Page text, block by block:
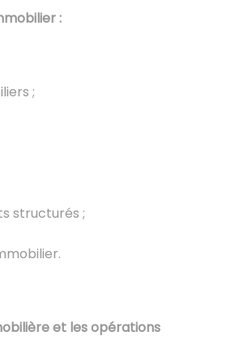
:
;
structurés ;
et les opérations